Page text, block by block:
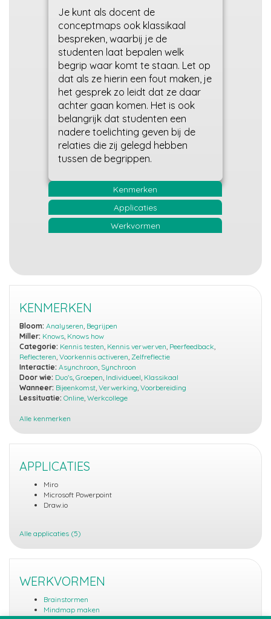
Je kunt als docent de
conceptmaps ook klassikaal
bespreken, waarbij je de
studenten laat bepalen welk
begrip waar komt te staan. Let op
dat als ze hierin een fout maken, je
het gesprek zo leidt dat ze daar
achter gaan komen. Het is ook
belangrijk dat studenten een
nadere toelichting geven bij de
relaties die zij gelegd hebben
tussen de begrippen.
Kenmerken
Applicaties
Werkvormen
KENMERKEN
Bloom: Analyseren, Begrijpen
Miller: Knows, Knows how
Categorie: Kennis testen, Kennis verwerven, Peerfeedback,
Reflecteren, Voorkennis activeren, Zelfreflectie
Interactie: Asynchroon, Synchroon
Door wie: Duo's, Groepen, Individueel, Klassikaal
Wanneer: Bijeenkomst, Verwerking, Voorbereiding
Lessituatie: Online, Werkcollege
Alle kenmerken
APPLICATIES
Miro
Microsoft Powerpoint
Draw.io
Alle applicaties (5)
WERKVORMEN
Brainstormen
Mindmap maken